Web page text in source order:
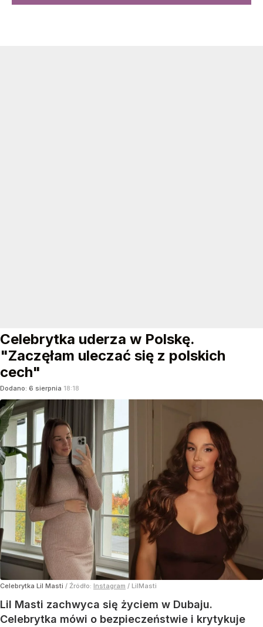
Celebrytka uderza w Polskę.
"Zaczęłam uleczać się z polskich
cech"
Dodano: 6 sierpnia 18:18
Celebrytka Lil Masti / Źródło: Instagram / LilMasti
Lil Masti zachwyca się życiem w Dubaju.
Celebrytka mówi o bezpieczeństwie i krytykuje